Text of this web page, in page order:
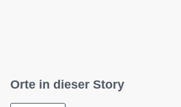
Orte in dieser Story